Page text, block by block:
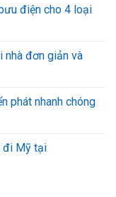
điện cho 4 loại
nhà đơn giản và
phát nhanh chóng
đi Mỹ tại